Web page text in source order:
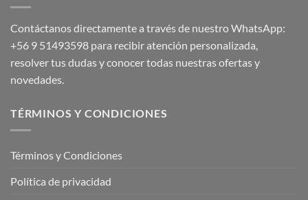
Contáctanos directamente a través de nuestro WhatsApp:
+56 9 51493598 para recibir atención personalizada,
resolver tus dudas y conocer todas nuestras ofertas y
novedades.
TÉRMINOS Y CONDICIONES
Términos y Condiciones
Política de privacidad